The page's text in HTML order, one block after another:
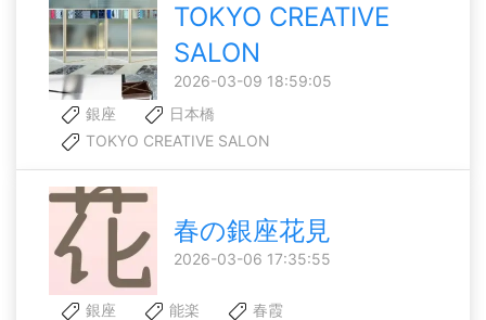
TOKYO CREATIVE
SALON
2026-03-09 18:59:05
銀座
日本橋
TOKYO CREATIVE SALON
春の銀座花見
2026-03-06 17:35:55
銀座 能楽 春霞